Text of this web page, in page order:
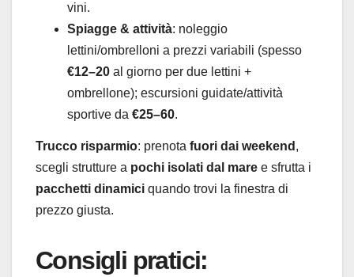
vini.
Spiagge & attività: noleggio
lettini/ombrelloni a prezzi variabili (spesso
€12–20 al giorno per due lettini +
ombrellone); escursioni guidate/attività
sportive da €25–60.
Trucco risparmio: prenota fuori dai weekend ,
scegli strutture a pochi isolati dal mare e sfrutta i
pacchetti dinamici quando trovi la finestra di
prezzo giusta.
Consigli pratici: